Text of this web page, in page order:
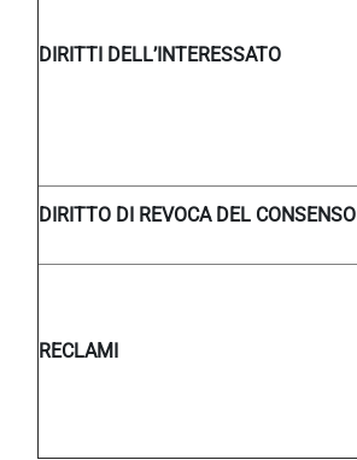
DIRITTI DELL’INTERESSATO
DIRITTO DI REVOCA DEL CONSENSO
RECLAMI